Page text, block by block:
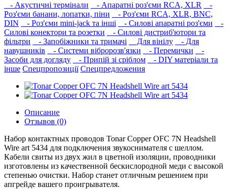
- Акустичні термінали - Апаратні роз'єми RCA, XLR
-
Роз'єми банани, лопатки, піни
- Роз'єми RCA, XLR, BNC,
DIN
- Роз'єми mini-jack та інші - Силові апаратні роз'єми
-
Силові конектори та розетки
- Силові дистриб'ютори та
фільтри
- Запобіжники та тримачі Для вінілу
- Для
навушників‎
- Системи вібророзв'язки - Перемички
-
Засоби для догляду
- Припій зі сріблом
- DIY матеріали та
інше Спецпропозиції Спецпредложения
Описание
Отзывов (0)
Набор контактных проводов Tonar Copper OFC 7N Headshell
Wire art 5434 для подключения звукоснимателя с шеллом.
Кабели свиты из двух жил в цветной изоляции, проводники
изготовлены из качественной бескислородной меди с высокой
степенью очистки. Набор станет отличным решением при
апгрейде вашего проигрывателя.